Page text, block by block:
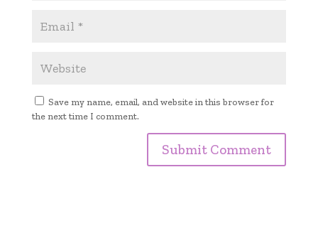
Save my name, email, and website in this browser for
the next time I comment.